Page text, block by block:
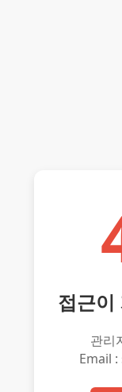
접근이
관리
Email